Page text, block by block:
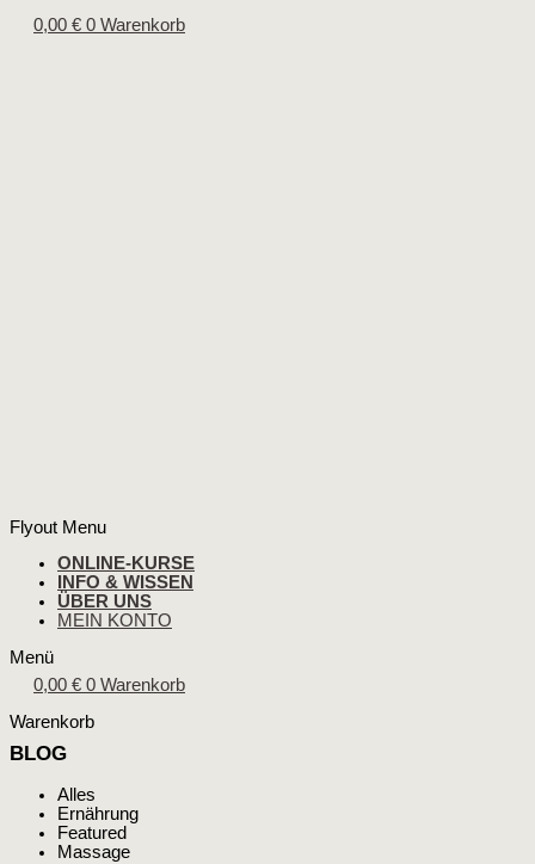
0,00 € 0 Warenkorb
Flyout Menu
ONLINE-KURSE
INFO & WISSEN
ÜBER UNS
MEIN KONTO
Menü
0,00 € 0 Warenkorb
Warenkorb
BLOG
Alles
Ernährung
Featured
Massage